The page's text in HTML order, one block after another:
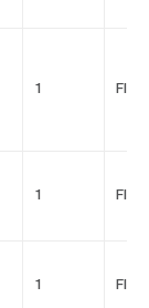
1 FIVE
1 FIVE
1 FIVE